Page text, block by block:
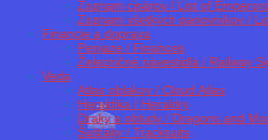
Zoznam cisárov / List of
Zoznam všetkých panovníkov /
Financie a doprava
Peniaze / Finances
Železničné návestidlá / Railway
Veda
Atlas oblakov / Cloud Atlas
Heraldika / Heraldry
Draky a obludy / Dragons and
Šušťaky / Tracksuits